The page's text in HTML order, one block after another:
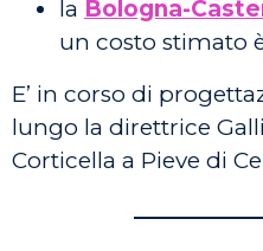
la Bologna-
un costo stimato
E’ in corso di
lungo la direttrice
Corticella a Pieve di